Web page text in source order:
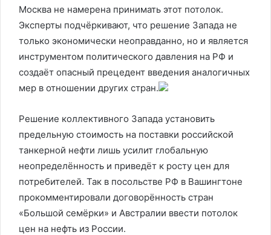
Москва не намерена принимать этот потолок.
Эксперты подчёркивают, что решение Запада не
только экономически неоправданно, но и является
инструментом политического давления на РФ и
создаёт опасный прецедент введения аналогичных
мер в отношении других стран.
Решение коллективного Запада установить
предельную стоимость на поставки российской
танкерной нефти лишь усилит глобальную
неопределённость и приведёт к росту цен для
потребителей. Так в посольстве РФ в Вашингтоне
прокомментировали договорённость стран
«Большой семёрки» и Австралии ввести потолок
цен на нефть из России.